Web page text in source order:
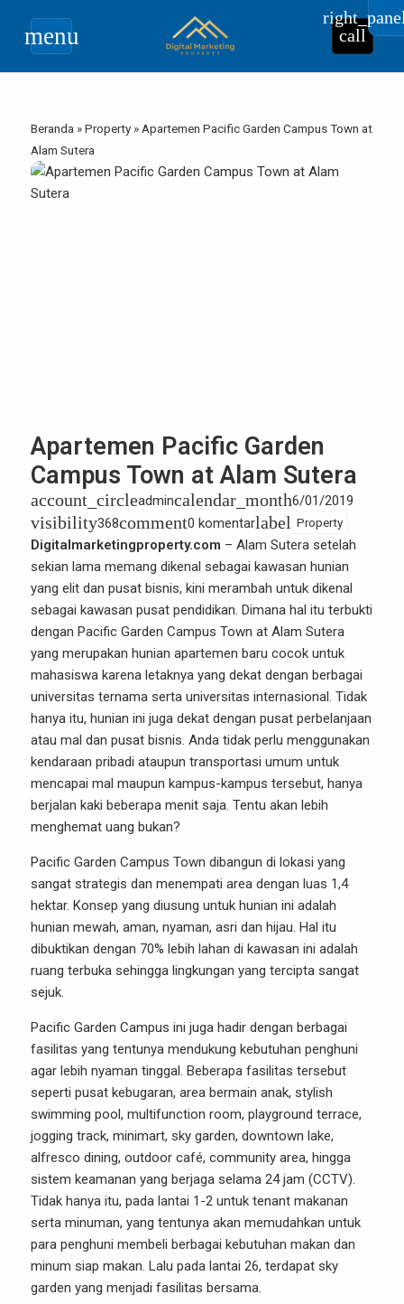
menu call
Beranda »Property » Apartemen Pacific Garden Campus Town at
Alam Sutera
Apartemen Pacific Garden
Campus Town at Alam Sutera
account_circleadmincalendar_month6/01/2019
visibility368comment0 komentarlabel Property
Digitalmarketingproperty.com – Alam Sutera setelah
sekian lama memang dikenal sebagai kawasan hunian
yang elit dan pusat bisnis, kini merambah untuk dikenal
sebagai kawasan pusat pendidikan. Dimana hal itu terbukti
dengan Pacific Garden Campus Town at Alam Sutera
yang merupakan hunian apartemen baru cocok untuk
mahasiswa karena letaknya yang dekat dengan berbagai
universitas ternama serta universitas internasional. Tidak
hanya itu, hunian ini juga dekat dengan pusat perbelanjaan
atau mal dan pusat bisnis. Anda tidak perlu menggunakan
kendaraan pribadi ataupun transportasi umum untuk
mencapai mal maupun kampus-kampus tersebut, hanya
berjalan kaki beberapa menit saja. Tentu akan lebih
menghemat uang bukan?
Pacific Garden Campus Town dibangun di lokasi yang
sangat strategis dan menempati area dengan luas 1,4
hektar. Konsep yang diusung untuk hunian ini adalah
hunian mewah, aman, nyaman, asri dan hijau. Hal itu
dibuktikan dengan 70% lebih lahan di kawasan ini adalah
ruang terbuka sehingga lingkungan yang tercipta sangat
sejuk.
Pacific Garden Campus ini juga hadir dengan berbagai
fasilitas yang tentunya mendukung kebutuhan penghuni
agar lebih nyaman tinggal. Beberapa fasilitas tersebut
seperti pusat kebugaran, area bermain anak, stylish
swimming pool, multifunction room, playground terrace,
jogging track, minimart, sky garden, downtown lake,
alfresco dining, outdoor café, community area, hingga
sistem keamanan yang berjaga selama 24 jam (CCTV).
Tidak hanya itu, pada lantai 1-2 untuk tenant makanan
serta minuman, yang tentunya akan memudahkan untuk
para penghuni membeli berbagai kebutuhan makan dan
minum siap makan. Lalu pada lantai 26, terdapat sky
garden yang menjadi fasilitas bersama.